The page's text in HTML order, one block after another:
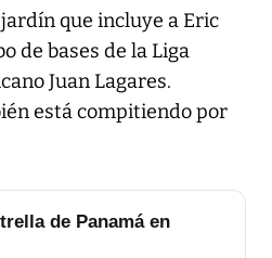
que incluye a Eric
de bases de la Liga
Juan Lagares.
está compitiendo por
de Panamá en